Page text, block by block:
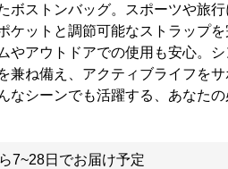
ボストンバッグ。スポーツや旅行
ケットと調節可能なストラップを
やアウトドアでの使用も安心。シ
兼ね備え、アクティブライフをサ
なシーンでも活躍する、あなたの
7~28日でお届け予定